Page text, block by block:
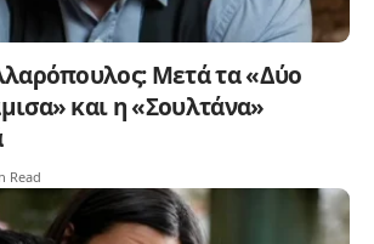
Μετά τα «Δύο
και η «Σουλτάνα»
Read